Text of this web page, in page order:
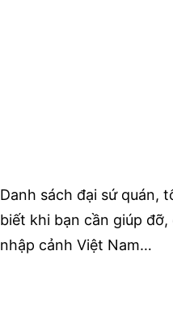
Danh sách đại sứ quán,
biết khi bạn cần giúp
nhập cảnh Việt Nam…